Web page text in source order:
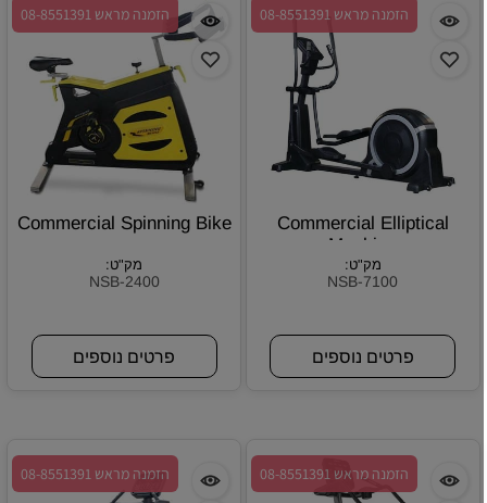
הזמנה מראש 08-8551391
Commercial Elliptical
Machine
מק"ט:
NSB-7100
פרטים נוספים
הזמנה מראש 08-8551391
Commercial Spinning Bike
מק"ט:
NSB-2400
פרטים נוספים
הזמנה מראש 08-8551391 הזמנה מראש 08-8551391